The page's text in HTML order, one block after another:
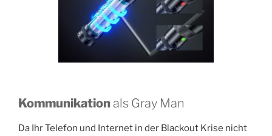
Kommunikation als Gray Man
Da Ihr Telefon und Internet in der Blackout Krise nicht